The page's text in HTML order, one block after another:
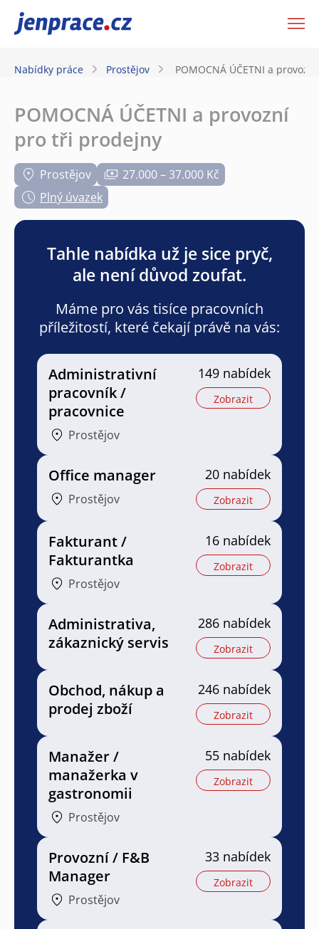
JenPráce.cz
Nabídky práce Prostějov POMOCNÁ ÚČETNI a
POMOCNÁ ÚČETNI a provozní
pro tři prodejny
Prostějov
27.000 – 37.000 Kč
Plný úvazek
Tahle nabídka už je sice pryč,
ale není důvod zoufat.
Máme pro vás tisíce pracovních
příležitostí, které čekají právě na vás:
Administrativní
pracovník /
pracovnice
Prostějov
149 nabídek
Zobrazit
Office manager
Prostějov
20 nabídek
Zobrazit
Fakturant /
Fakturantka
Prostějov
16 nabídek
Zobrazit
Administrativa,
zákaznický servis
286 nabídek
Zobrazit
Obchod, nákup a
prodej zboží
246 nabídek
Zobrazit
Manažer /
manažerka v
gastronomii
Prostějov
55 nabídek
Zobrazit
Provozní / F&B
Manager
Prostějov
33 nabídek
Zobrazit